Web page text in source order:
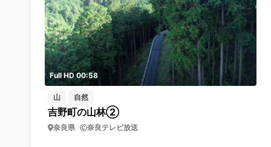
Full HD 00:58
山 自然
吉野町の山林②
奈良県 奈良テレビ放送